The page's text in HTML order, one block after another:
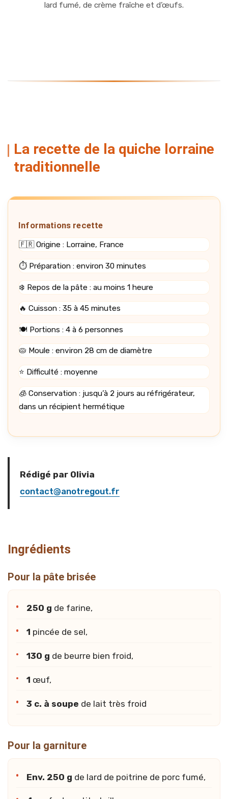
lard fumé, de crème fraîche et d’œufs.
La recette de la quiche lorraine
traditionnelle
Informations recette
🇫🇷 Origine : Lorraine, France
⏱️ Préparation : environ 30 minutes
❄️ Repos de la pâte : au moins 1 heure
🔥 Cuisson : 35 à 45 minutes
🍽️ Portions : 4 à 6 personnes
🥧 Moule : environ 28 cm de diamètre
⭐ Difficulté : moyenne
🧊 Conservation : jusqu’à 2 jours au réfrigérateur,
dans un récipient hermétique
Rédigé par Olivia
contact@anotregout.fr
Ingrédients
Pour la pâte brisée
250 g de farine,
1 pincée de sel,
130 g de beurre bien froid,
1 œuf,
3 c. à soupe de lait très froid
Pour la garniture
Env. 250 g de lard de poitrine de porc fumé,